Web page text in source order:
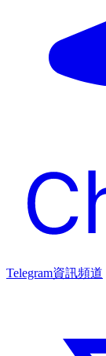
Telegram資訊頻道